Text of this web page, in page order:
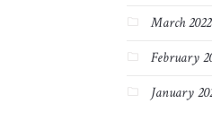
March 2022
February
January